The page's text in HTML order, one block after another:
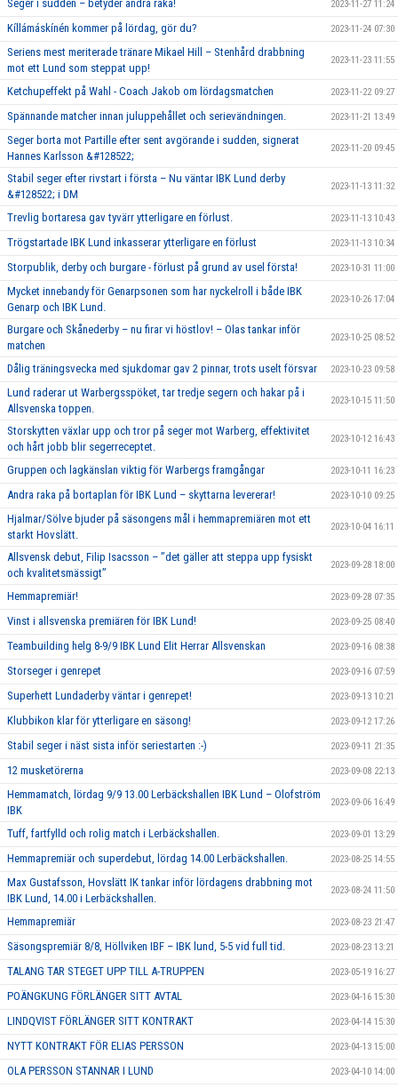
Seger i sudden – betyder andra raka! 2023-11-27 11:24
Kíllámáskínén kommer på lördag, gör du? 2023-11-24 07:30
Seriens mest meriterade tränare Mikael Hill – Stenhård drabbning
mot ett Lund som steppat upp!
2023-11-23 11:55
Ketchupeffekt på Wahl - Coach Jakob om lördagsmatchen 2023-11-22 09:27
Spännande matcher innan juluppehållet och serievändningen. 2023-11-21 13:49
Seger borta mot Partille efter sent avgörande i sudden, signerat
Hannes Karlsson &#128522;
2023-11-20 09:45
Stabil seger efter rivstart i första – Nu väntar IBK Lund derby
&#128522; i DM
2023-11-13 11:32
Trevlig bortaresa gav tyvärr ytterligare en förlust. 2023-11-13 10:43
Trögstartade IBK Lund inkasserar ytterligare en förlust 2023-11-13 10:34
Storpublik, derby och burgare - förlust på grund av usel första! 2023-10-31 11:00
Mycket innebandy för Genarpsonen som har nyckelroll i både IBK
Genarp och IBK Lund.
2023-10-26 17:04
Burgare och Skånederby – nu firar vi höstlov! – Olas tankar inför
matchen
2023-10-25 08:52
Dålig träningsvecka med sjukdomar gav 2 pinnar, trots uselt försvar 2023-10-23 09:58
Lund raderar ut Warbergsspöket, tar tredje segern och hakar på i
Allsvenska toppen.
2023-10-15 11:50
Storskytten växlar upp och tror på seger mot Warberg, effektivitet
och hårt jobb blir segerreceptet.
2023-10-12 16:43
Gruppen och lagkänslan viktig för Warbergs framgångar 2023-10-11 16:23
Andra raka på bortaplan för IBK Lund – skyttarna levererar! 2023-10-10 09:25
Hjalmar/Sölve bjuder på säsongens mål i hemmapremiären mot ett
starkt Hovslätt.
2023-10-04 16:11
Allsvensk debut, Filip Isacsson – ’’det gäller att steppa upp fysiskt
och kvalitetsmässigt’’
2023-09-28 18:00
Hemmapremiär! 2023-09-28 07:35
Vinst i allsvenska premiären för IBK Lund! 2023-09-25 08:40
Teambuilding helg 8-9/9 IBK Lund Elit Herrar Allsvenskan 2023-09-16 08:38
Storseger i genrepet 2023-09-16 07:59
Superhett Lundaderby väntar i genrepet! 2023-09-13 10:21
Klubbikon klar för ytterligare en säsong! 2023-09-12 17:26
Stabil seger i näst sista inför seriestarten :-) 2023-09-11 21:35
12 musketörerna 2023-09-08 22:13
Hemmamatch, lördag 9/9 13.00 Lerbäckshallen IBK Lund – Olofström
IBK
2023-09-06 16:49
Tuff, fartfylld och rolig match i Lerbäckshallen. 2023-09-01 13:29
Hemmapremiär och superdebut, lördag 14.00 Lerbäckshallen. 2023-08-25 14:55
Max Gustafsson, Hovslätt IK tankar inför lördagens drabbning mot
IBK Lund, 14.00 i Lerbäckshallen.
2023-08-24 11:50
Hemmapremiär 2023-08-23 21:47
Säsongspremiär 8/8, Höllviken IBF – IBK lund, 5-5 vid full tid. 2023-08-23 13:21
TALANG TAR STEGET UPP TILL A-TRUPPEN 2023-05-19 16:27
POÄNGKUNG FÖRLÄNGER SITT AVTAL 2023-04-16 15:30
LINDQVIST FÖRLÄNGER SITT KONTRAKT 2023-04-14 15:30
NYTT KONTRAKT FÖR ELIAS PERSSON 2023-04-13 15:00
OLA PERSSON STANNAR I LUND 2023-04-10 14:00